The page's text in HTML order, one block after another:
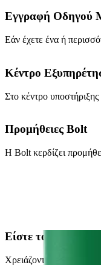
Εγγραφή Οδηγού
Εάν έχετε ένα ή
Κέντρο
Στο κέντρο
Προμήθειες Bolt
Η Bolt κερδίζει
Είστε το αφεντικό
Χρειάζονται μόλις 2